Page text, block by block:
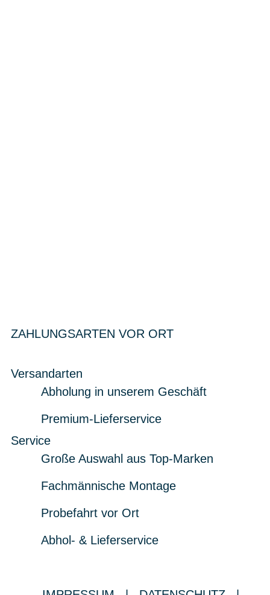
ZAHLUNGSARTEN VOR ORT
Versandarten
Abholung in unserem Geschäft
Premium-Lieferservice
Service
Große Auswahl aus Top-Marken
Fachmännische Montage
Probefahrt vor Ort
Abhol- & Lieferservice